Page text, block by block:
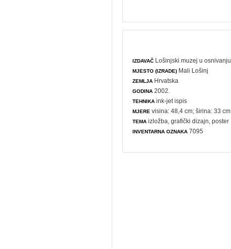
IZDAVAČ Lošinjski muzej u osnivanju
MJESTO (IZRADE) Mali Lošinj
ZEMLJA Hrvatska
GODINA 2002.
TEHNIKA ink-jet ispis
MJERE visina: 48,4 cm; širina: 33 cm
TEMA izložba ,grafički dizajn ,poster
INVENTARNA OZNAKA 7095